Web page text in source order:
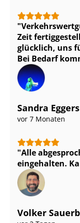
Zeit
glücklich, uns
Bei Bedarf
Sandra Eggers
vor 7 Monaten
Alle
eingehalten.
Volker